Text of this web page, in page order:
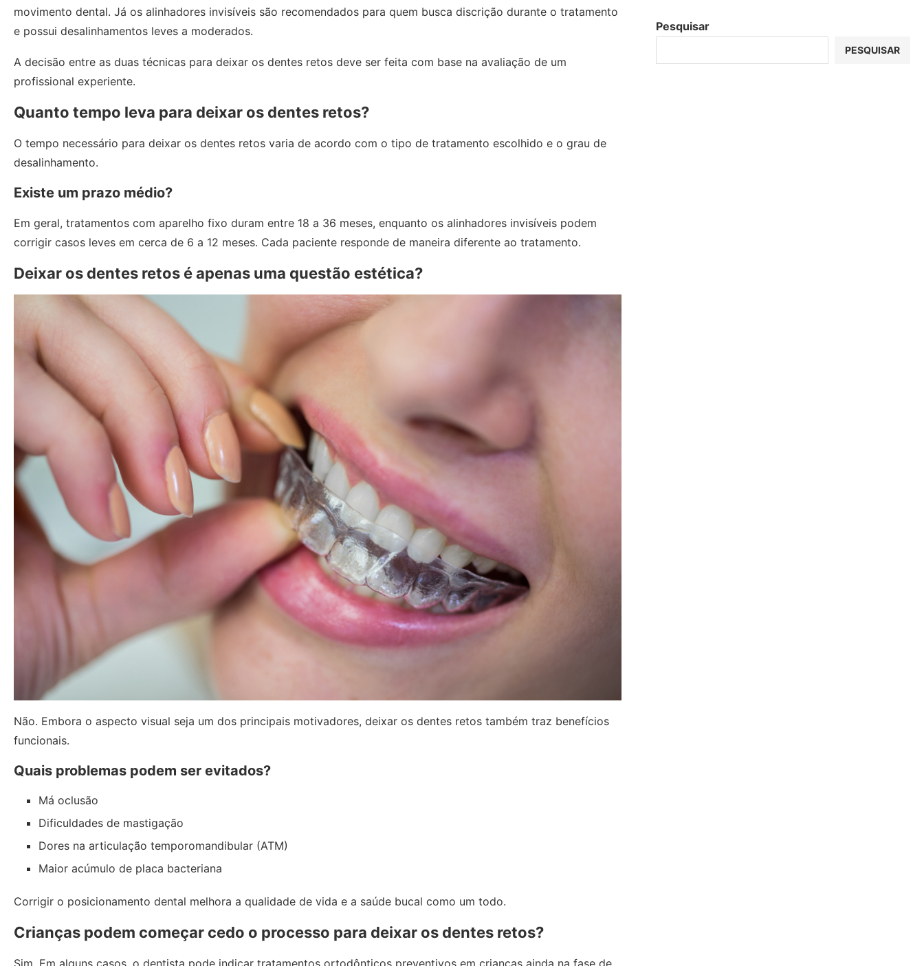
movimento dental. Já os alinhadores invisíveis são recomendados para quem busca discrição durante o tratamento
e possui desalinhamentos leves a moderados.
A decisão entre as duas técnicas para deixar os dentes retos deve ser feita com base na avaliação de um
profissional experiente.
Quanto tempo leva para deixar os dentes retos?
O tempo necessário para deixar os dentes retos varia de acordo com o tipo de tratamento escolhido e o grau de
desalinhamento.
Existe um prazo médio?
Em geral, tratamentos com aparelho fixo duram entre 18 a 36 meses, enquanto os alinhadores invisíveis podem
corrigir casos leves em cerca de 6 a 12 meses. Cada paciente responde de maneira diferente ao tratamento.
Deixar os dentes retos é apenas uma questão estética?
Não. Embora o aspecto visual seja um dos principais motivadores, deixar os dentes retos também traz benefícios
funcionais.
Quais problemas podem ser evitados?
Má oclusão
Dificuldades de mastigação
Dores na articulação temporomandibular (ATM)
Maior acúmulo de placa bacteriana
Corrigir o posicionamento dental melhora a qualidade de vida e a saúde bucal como um todo.
Crianças podem começar cedo o processo para deixar os dentes retos?
Sim. Em alguns casos, o dentista pode indicar tratamentos ortodônticos preventivos em crianças ainda na fase de
Pesquisar
PESQUISAR